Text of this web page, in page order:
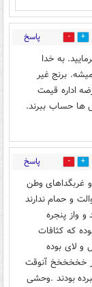
9 پاسخ
به خدا
میشه. برنج غیر
اداره قیمت
ها حساب ببرند.
5 پاسخ
غربگداهای وطن
و حمام ندارند
واز پنجره
که کثافات
و لای بوده
خخخخخخ آنوقت
بودند .وحشی